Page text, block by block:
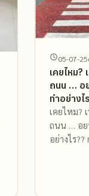
05-07-
เคยไหม?
ถนน … อ
ทำอย่างไ
เคยไหม?
ถนน … อย
อย่างไร